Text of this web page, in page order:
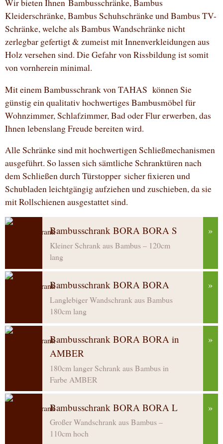
Wir bieten Ihnen Bambusschränke, Bambus
Kleiderschränke, Bambus Schuhschränke und Bambus TV-
Schränke, welche als Bambus Wandschränke nicht
zerlegbar gefertigt & zumeist mit Innenverkleidungen aus
Holz versehen sind. Die Gefahr von Rissbildung ist somit
von vornherein minimal.
Mit einem Bambusschrank von TAHAS können Sie
günstig ein qualitativ hochwertiges Bambusmöbel für
Wohnzimmer, Schlafzimmer, Bad oder Flur erwerben, das
Ihnen lebenslang Freude bereiten wird.
Alle Schränke sind mit hochwertigen Schließmechanismen
ausgeführt. So lassen sich sämtliche Schranktüren nach
dem Schließen durch Türstopper sicher fixieren und
Schubladen leichtgängig aufziehen und zuschieben, da sie
mit Rollschienen ausgestattet sind.
Bambusschrank BORA BORA S
Kleiner Schrank aus Bambus – 120cm
lang
»
Bambusschrank BORA BORA
Langlebiger Wandschrank aus Bambus
180cm lang
»
Bambusschrank BORA BORA in
AMBER
180cm langer Schrank aus Bambus in
Farbe AMBER
»
Bambusschrank BORA BORA L
Großer Wandschrank aus Bambus –
110cm hoch
»